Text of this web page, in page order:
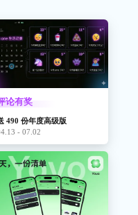
论有奖
490 份年度高级版
- 07.02